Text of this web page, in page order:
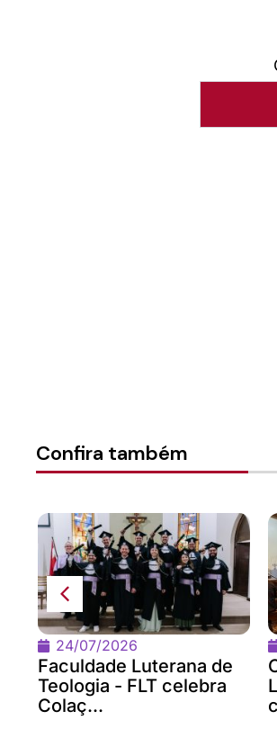
Confira também
24/07/2026
Faculdade Luterana de
Teologia - FLT celebra
Colaç...